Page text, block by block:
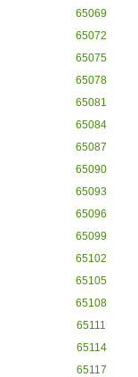
65069
65072
65075
65078
65081
65084
65087
65090
65093
65096
65099
65102
65105
65108
65111
65114
65117